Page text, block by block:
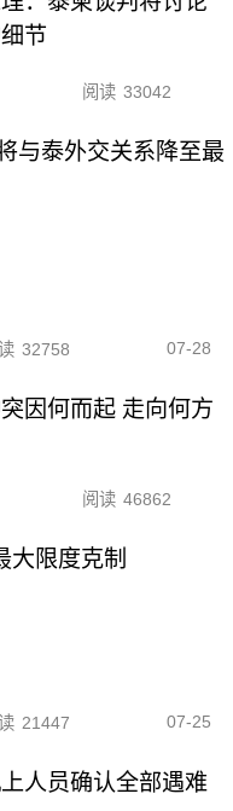
节
阅读 33042
与泰外交关系降至最
32758 07-28
因何而起 走向何方
阅读 46862
大限度克制
21447 07-25
人员确认全部遇难